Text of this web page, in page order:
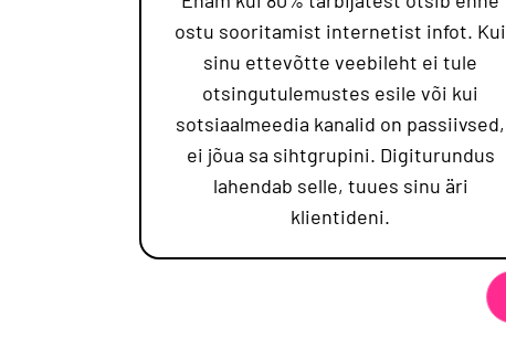
ostu sooritamist internetist infot. Kui
sinu ettevõtte veebileht ei tule
otsingutulemustes esile või kui
sotsiaalmeedia kanalid on passiivsed,
ei jõua sa sihtgrupini. Digiturundus
lahendab selle, tuues sinu äri
klientideni.